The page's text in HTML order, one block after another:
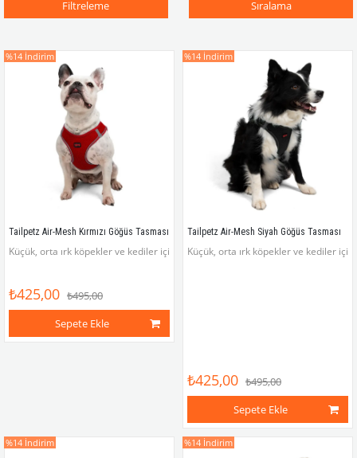
Filtreleme
Sıralama
Tailpetz Air-Mesh Kırmızı Göğüs Tasması
Küçük, orta ırk köpekler ve kediler için hafif, rahat, dayanıklı ve göz alıcı
₺425,00 ₺495,00
Sepete Ekle
%14 İndirim
Tailpetz Air-Mesh Siyah Göğüs Tasması
Küçük, orta ırk köpekler ve kediler
₺425,00 ₺495,00
Sepete Ekle
%14 İndirim
%14 İndirim %14 İndirim